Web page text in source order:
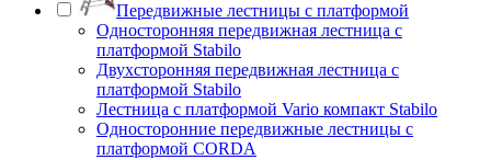
Передвижные лестницы с платформой
Односторонняя передвижная лестница с
платформой Stabilo
Двухсторонняя передвижная лестница с
платформой Stabilo
Лестница с платформой Vario компакт Stabilo
Односторонние передвижные лестницы с
платформой CORDA